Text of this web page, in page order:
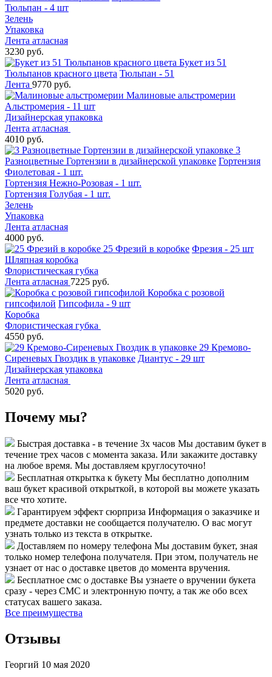
Тюльпан - 4 шт
Зелень
Упаковка
Лента атласная
3230 руб.
Букет из 51
Тюльпанов красного цвета Тюльпан - 51
Лента 9770 руб.
Малиновые альстромерии
Альстромерия - 11 шт
Дизайнерская упаковка
Лента атласная
4010 руб.
3
Разноцветные Гортензии в дизайнерской упаковке Гортензия
Фиолетовая - 1 шт.
Гортензия Нежно-Розовая - 1 шт.
Гортензия Голубая - 1 шт.
Зелень
Упаковка
Лента атласная
4000 руб.
25 Фрезий в коробке Фрезия - 25 шт
Шляпная коробка
Флористическая губка
Лента атласная 7225 руб.
Коробка с розовой
гипсофилой Гипсофила - 9 шт
Коробка
Флористическая губка
4550 руб.
29 Кремово-
Сиреневых Гвоздик в упаковке Диантус - 29 шт
Дизайнерская упаковка
Лента атласная
5020 руб.
Почему мы?
Быстрая доставка - в течение 3х часов Мы доставим букет в
течение трех часов с момента заказа. Или закажите доставку
на любое время. Мы доставляем круглосуточно!
Бесплатная открытка к букету Мы бесплатно дополним
ваш букет красивой открыткой, в которой вы можете указать
все что хотите.
Гарантируем эффект сюрприза Информация о заказчике и
предмете доставки не сообщается получателю. О вас могут
узнать только из текста в открытке.
Доставляем по номеру телефона Мы доставим букет, зная
только номер телефона получателя. При этом, получатель не
узнает от нас о доставке цветов до момента вручения.
Бесплатное смс о доставке Вы узнаете о вручении букета
сразу - через СМС и электронную почту, а так же обо всех
статусах вашего заказа.
Все преимущества
Отзывы
Георгий 10 мая 2020